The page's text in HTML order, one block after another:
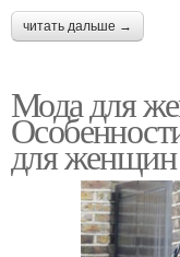
читать дальше →
Мода для
для женщин